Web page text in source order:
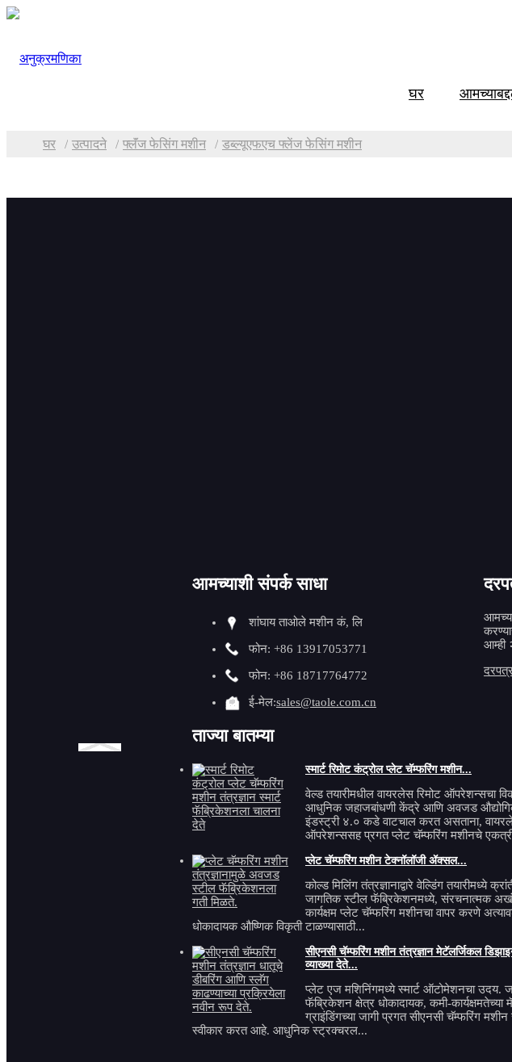
घर
घर उत्पादने फ्लॅंज फेसिंग मशीन डब्ल्यूएफएच फ्लेंज फेसिंग मशीन
TMM-100U मेटल
आमच्याशी संपर्क साधा
शांघाय ताओले मशीन कं, लि
फोन: +86 13917053771
फोन: +86 18717764772
ई-मेल:sales@taole.com.cn
आम्ही
ताज्या बातम्या
स्मार्ट रिमोट कंट्रोल प्लेट चॅम्फरिंग मशीन...
वेल्ड तयारीमधील वायरलेस रिमोट ऑपरेशन्सचा
आधुनिक जहाजबांधणी केंद्रे आणि अवजड
इंडस्ट्री ४.० कडे वाटचाल करत असताना,
ऑपरेशन्ससह प्रगत प्लेट चॅम्फरिंग मशीनचे
प्लेट चॅम्फरिंग मशीन टेक्नॉलॉजी ॲक्सल...
कोल्ड मिलिंग तंत्रज्ञानाद्वारे वेल्डिंग तयारीमध्ये
जागतिक स्टील फॅब्रिकेशनमध्ये, संरचनात्मक
कार्यक्षम प्लेट चॅम्फरिंग मशीनचा वापर करणे
धोकादायक औष्णिक विकृती टाळण्यासाठी...
सीएनसी चॅम्फरिंग मशीन तंत्रज्ञान मेटॅलर्जिकल
व्याख्या देते...
प्लेट एज मशिनिंगमध्ये स्मार्ट ऑटोमेशनचा उदय.
फॅब्रिकेशन क्षेत्र धोकादायक, कमी-कार्यक्षमतेच्या
ग्राइंडिंगच्या जागी प्रगत सीएनसी चॅम्फरिंग
स्वीकार करत आहे. आधुनिक स्ट्रक्चरल...